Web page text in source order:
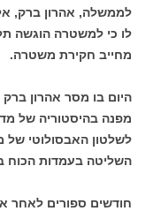
לממשלה, אהרון ברק,
לו כי למשטרה הוגשה
מחייב חקירת משטרה.
היום בו מסר אהרון ברק
מפנה בהיסטוריה של
לשלטון האבסולוטי של
השליטה בעמדות הכוח
חודשים ספורים לאחר